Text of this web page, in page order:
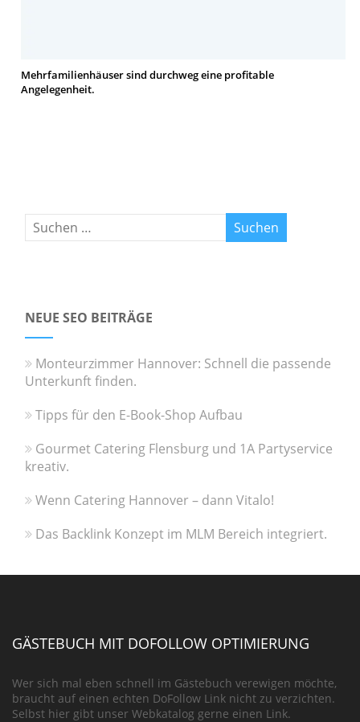
Mehrfamilienhäuser sind durchweg eine profitable
Angelegenheit.
NEUE SEO BEITRÄGE
Monteurzimmer Hannover: Schnell die passende
Unterkunft finden.
Tipps für den E-Book-Shop Aufbau
Gourmet Catering Flensburg und 1A Partyservice
kreativ.
Wenn Catering Hannover – dann Vitalo!
Das Backlink Konzept im MLM Bereich integriert.
GÄSTEBUCH MIT DOFOLLOW OPTIMIERUNG
Wer sich mal eben schnell im Gästebuch verewigen möchte,
braucht auf einen echten DoFollow Link nicht zu verzichten.
Selbst hier gibt unser Webkatalog gerne einen Link.